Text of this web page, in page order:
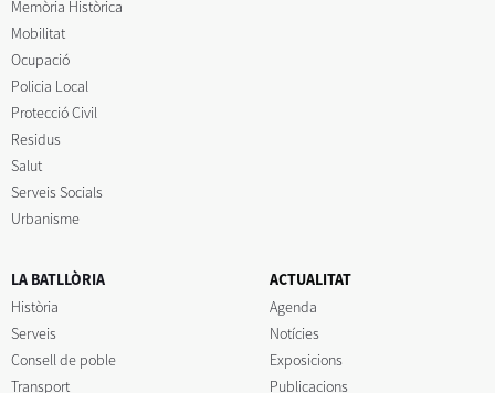
Memòria Històrica
Mobilitat
Ocupació
Policia Local
Protecció Civil
Residus
Salut
Serveis Socials
Urbanisme
LA BATLLÒRIA
Història
Serveis
Consell de poble
Transport
ACTUALITAT
Agenda
Notícies
Exposicions
Publicacions